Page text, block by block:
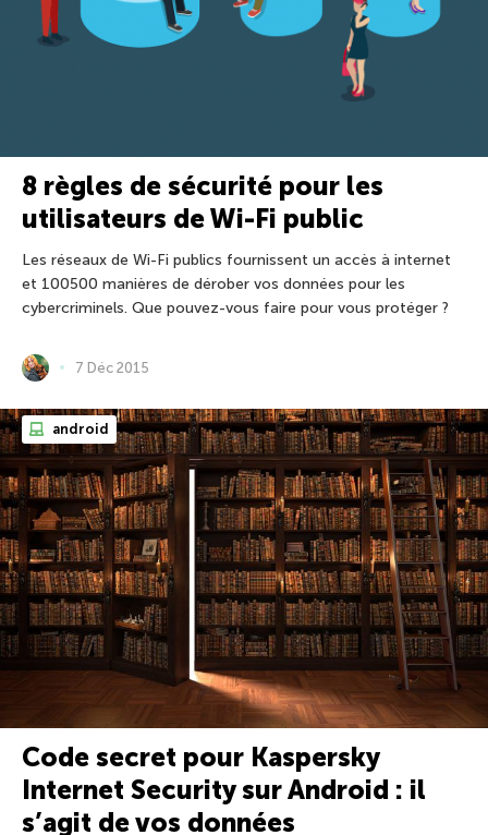
8 règles de sécurité pour les
utilisateurs de Wi-Fi public
Les réseaux de Wi-Fi publics fournissent un accès à internet
et 100500 manières de dérober vos données pour les
cybercriminels. Que pouvez-vous faire pour vous protéger ?
7 Déc 2015
android
Code secret pour Kaspersky
Internet Security sur Android : il
s’agit de vos données